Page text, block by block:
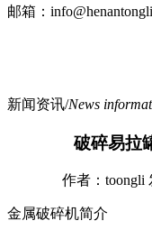
邮箱：
新闻资讯/News
破碎易拉
作者：toongli
金属破碎机简介